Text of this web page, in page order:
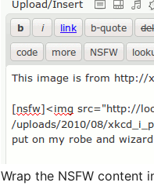
Wrap the NSFW content